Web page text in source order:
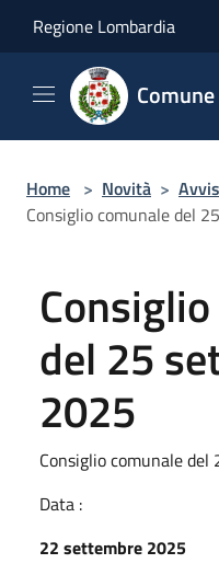
Regione Lombardia
Home > Novità >
Consiglio comunale del
del 25
2025
Consiglio comunale
Data :
22 settembre 2025